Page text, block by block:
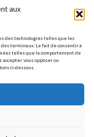
aux
des technologies telles que les
terminaux. Le fait de consentir à
telles que le comportement de
vous opposer ou
ci-dessous.
la lumière